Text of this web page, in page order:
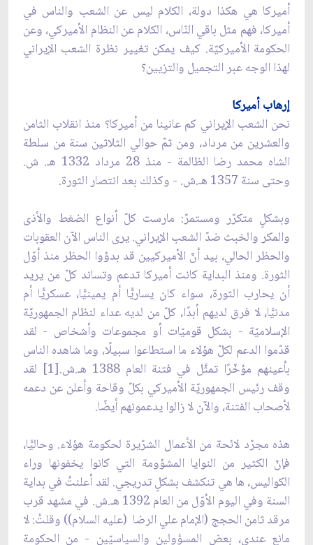
أميركا هي هكذا دولة، الكلام ليس عن الشعب والناس في
أميركا، فهم مثل باقي النّاس، الكلام عن النظام الأميركي، وعن
الحكومة الأميركيّة. كيف يمكن تغيير نظرة الشعب الإيراني
لهذا الوجه عبر التجميل والتزيين؟
إرهاب أميركا
نحن الشعب الإيراني كم عانينا من أميركا؟ منذ انقلاب الثامن
والعشرين من مرداد، ومن ثمّ حوالي الثلاثين سنة من سلطة
الشاه محمد رضا الظالمة - منذ 28 مرداد 1332 هـ. ش.
وحتى سنة 1357 هـ.ش. - وكذلك بعد انتصار الثورة.
وبشكلٍ متكرّر ومستمرّ: مارست كلّ أنواع الضغط والأذى
والمكر والخبث ضدّ الشعب الإيراني. يرى الناس الآن العقوبات
والحظر الحالي، بيد أنّ الأميركيين قد بدؤوا الحظر منذ أوّل
الثورة. ومنذ البداية كانت أميركا تدعم وتساند كلّ من يريد
أن يحارب الثورة، سواء كان يساريًّا أم يمينيًّا، عسكريًّا أم
مدنيًّا، لا فرق لديهم أبدًا، كلّ من لديه عداء لنظام الجمهوريّة
الإسلاميّة - بشكل قوميّات أو مجموعات وأشخاص - لقد
قدّموا الدعم لكلّ هؤلاء ما استطاعوا سبيلًا، وما شاهده الناس
بأعينهم مؤخّرًا تمثَّل في فتنة العام 1388 هـ.ش.[1] لقد
وقف رئيس الجمهوريّة الأميركي بكلّ وقاحة وأعلن عن دعمه
لأصحاب الفتنة، والآن لا زالوا يدعمونهم أيضًا.
هذه مجرّد لائحة من الأعمال الشرّيرة لحكومة هؤلاء. وحاليًّا،
فإنّ الكثير من النوايا المشؤومة التي كانوا يخفونها وراء
الكواليس، ها هي تنكشف بشكلٍ تدريجي. لقد أعلنتُ في بداية
السنة وفي اليوم الأوّل من العام 1392 هـ.ش. في مشهد قرب
مرقد ثامن الحجج (الإمام علي الرضا (عليه السلام)) وقلتُ: لا
مانع عندي، بعض المسؤولين والسياسيّين - من الحكومة